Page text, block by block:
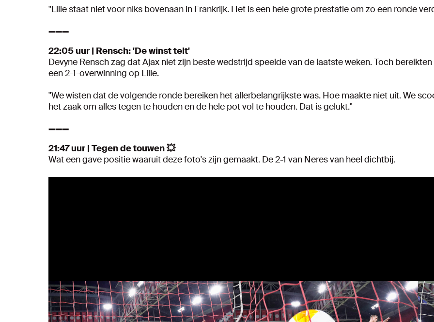
"Lille staat niet voor niks bovenaan in Frankrijk. Het is een hele grote prestatie om zo een ronde
➖➖➖
22:05 uur | Rensch: 'De winst telt'
Devyne Rensch zag dat Ajax niet zijn beste wedstrijd speelde van de laatste weken. Toch
een 2-1-overwinning op Lille.
"We wisten dat de volgende ronde bereiken het allerbelangrijkste was. Hoe maakte niet uit. We
het zaak om alles tegen te houden en de hele pot vol te houden. Dat is gelukt."
➖➖➖
21:47 uur | Tegen de touwen 💥
Wat een gave positie waaruit deze foto's zijn gemaakt. De 2-1 van Neres van heel dichtbij.